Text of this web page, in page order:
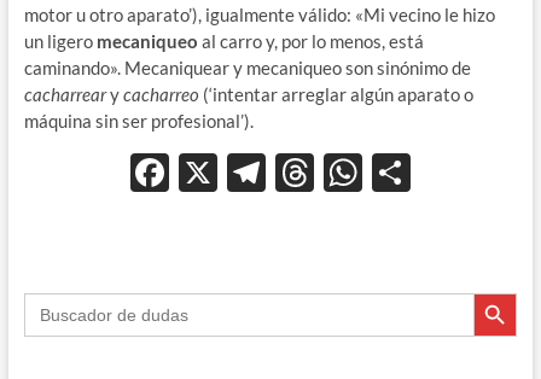
motor u otro aparato’), igualmente válido: «Mi vecino le hizo
un ligero mecaniqueo al carro y, por lo menos, está
caminando». Mecaniquear y mecaniqueo son sinónimo de
cacharrearycacharreo (‘intentar arreglar algún aparato o
máquina sin ser profesional’).
F
b
o
X T
gr
a
T
a
ds
W
s
A
p
ar
Buscar: Botón de